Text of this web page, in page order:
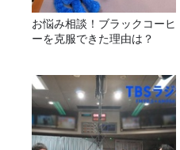
お悩み相談！ブラックコーヒ
ーを克服できた理由は？